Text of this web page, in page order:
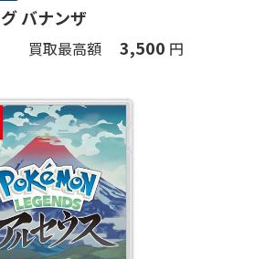
バナンザ
買取最高額 3,500 円